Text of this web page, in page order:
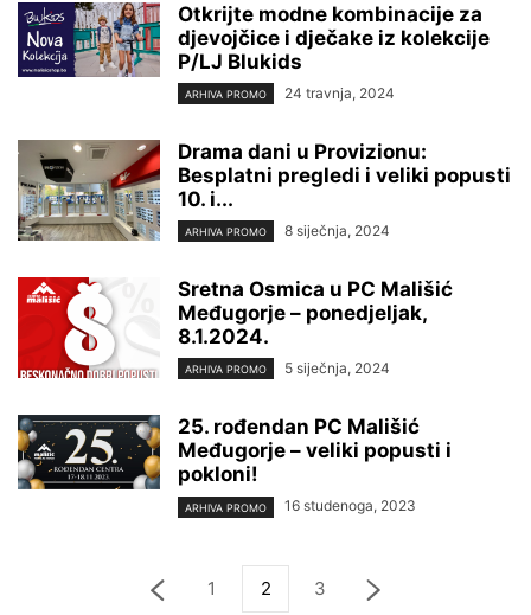
Otkrijte modne kombinacije za
djevojčice i dječake iz kolekcije
P/LJ Blukids
ARHIVA PROMO 24 travnja, 2024
Drama dani u Provizionu:
Besplatni pregledi i veliki popusti
10. i...
ARHIVA PROMO 8 siječnja, 2024
Sretna Osmica u PC Mališić
Međugorje – ponedjeljak,
8.1.2024.
ARHIVA PROMO 5 siječnja, 2024
25. rođendan PC Mališić
Međugorje – veliki popusti i
pokloni!
ARHIVA PROMO 16 studenoga, 2023
1 2 3